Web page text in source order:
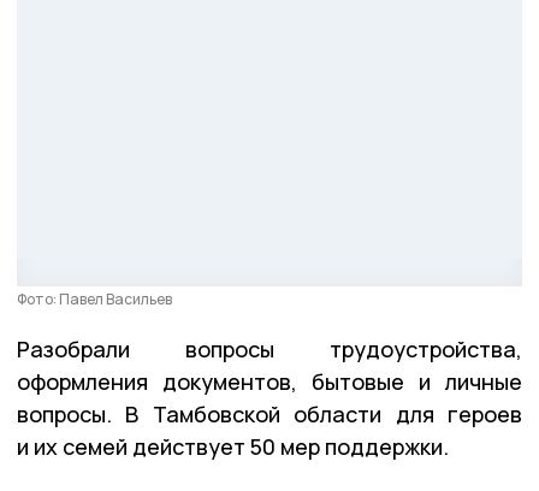
Фото: Павел Васильев
Разобрали вопросы трудоустройства,
оформления документов, бытовые и личные
вопросы. В Тамбовской области для героев
и их семей действует 50 мер поддержки.